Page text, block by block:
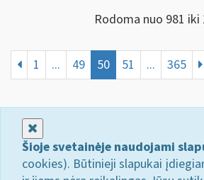
Rodoma nuo 981 iki
1 ... 49 50 51 ... 365
Šioje svetainėje naudojami
cookies). Būtinieji slapukai